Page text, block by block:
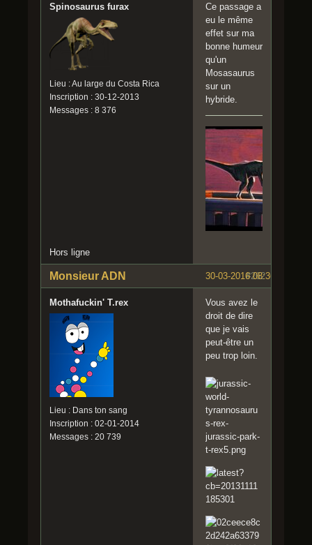
Spinosaurus furax
Lieu : Au large du Costa Rica
Inscription : 30-12-2013
Messages : 8 376
Ce passage a
eu le même
effet sur ma
bonne humeur
qu'un
Mosasaurus
sur un
hybride.
Hors ligne
#262
30-03-2016 08:36:25
Monsieur ADN
Mothafuckin' T.rex
Lieu : Dans ton sang
Inscription : 02-01-2014
Messages : 20 739
Vous avez le
droit de dire
que je vais
peut-être un
peu trop loin.